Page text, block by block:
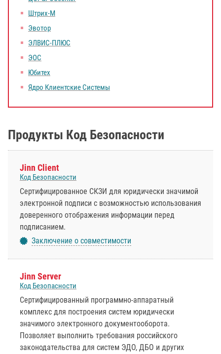
Штрих-М
Эвотор
ЭЛВИС-ПЛЮС
ЭОС
Юбитех
Ядро Клиентские Системы
Продукты Код Безопасности
Jinn Client
Код Безопасности
Сертифицированное СКЗИ для юридически значимой
электронной подписи с возможностью использования
доверенного отображения информации перед
подписанием.
Заключение о совместимости
Jinn Server
Код Безопасности
Сертифицированный программно-аппаратный
комплекс для построения систем юридически
значимого электронного документооборота.
Позволяет выполнить требования российского
законодательства для систем ЭДО, ДБО и других